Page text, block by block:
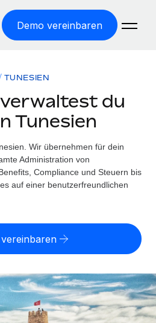
Demo vereinbaren
Payroll
ohne Kosten für Niederlassungen
Arbeit mit Freelancer:innen
und Verwalten von
bei der Einstellung
in allen US-Bundesstaaten
berechnen
berechnen
TUNESIEN
du
Tunesien
Wir übernehmen für dein
Administration von
Compliance und Steuern bis
auf einer benutzerfreundlichen